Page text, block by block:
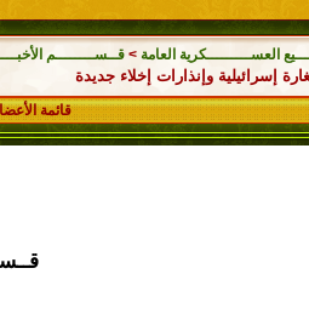
العســـــــــكرية العامة > قــســــــــم
إسرائيلية وإنذارات إخلاء جديدة
قائمة